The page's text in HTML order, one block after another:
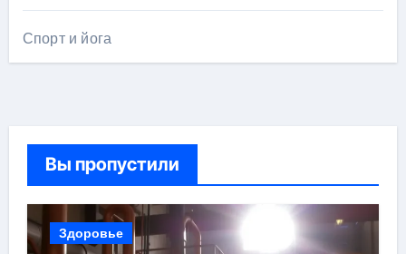
Спорт и йога
Вы пропустили
Здоровье